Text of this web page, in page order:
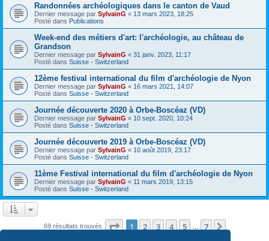
Randonnées archéologiques dans le canton de Vaud
Dernier message par SylvainG « 13 mars 2023, 18:25
Posté dans Publications
Week-end des métiers d'art: l'archéologie, au château de
Grandson
Dernier message par SylvainG « 31 janv. 2023, 11:17
Posté dans Suisse - Switzerland
12ème festival international du film d'archéologie de Nyon
Dernier message par SylvainG « 16 mars 2021, 14:07
Posté dans Suisse - Switzerland
Journée découverte 2020 à Orbe-Boscéaz (VD)
Dernier message par SylvainG « 10 sept. 2020, 10:24
Posté dans Suisse - Switzerland
Journée découverte 2019 à Orbe-Boscéaz (VD)
Dernier message par SylvainG « 10 août 2019, 23:17
Posté dans Suisse - Switzerland
11ème Festival international du film d'archéologie de Nyon
Dernier message par SylvainG « 11 mars 2019, 13:15
Posté dans Suisse - Switzerland
69 résultats trouvés Page 1sur7
1 2 3 4 5 7